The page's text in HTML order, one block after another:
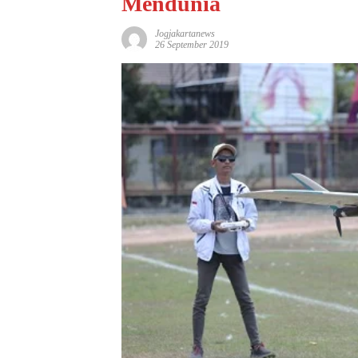
Jogjakartanews
26 September 2019